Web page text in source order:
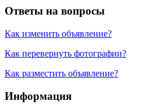
Ответы на вопросы
Как изменить объявление?
Как перевернуть фотографии?
Как разместить объявление?
Информация